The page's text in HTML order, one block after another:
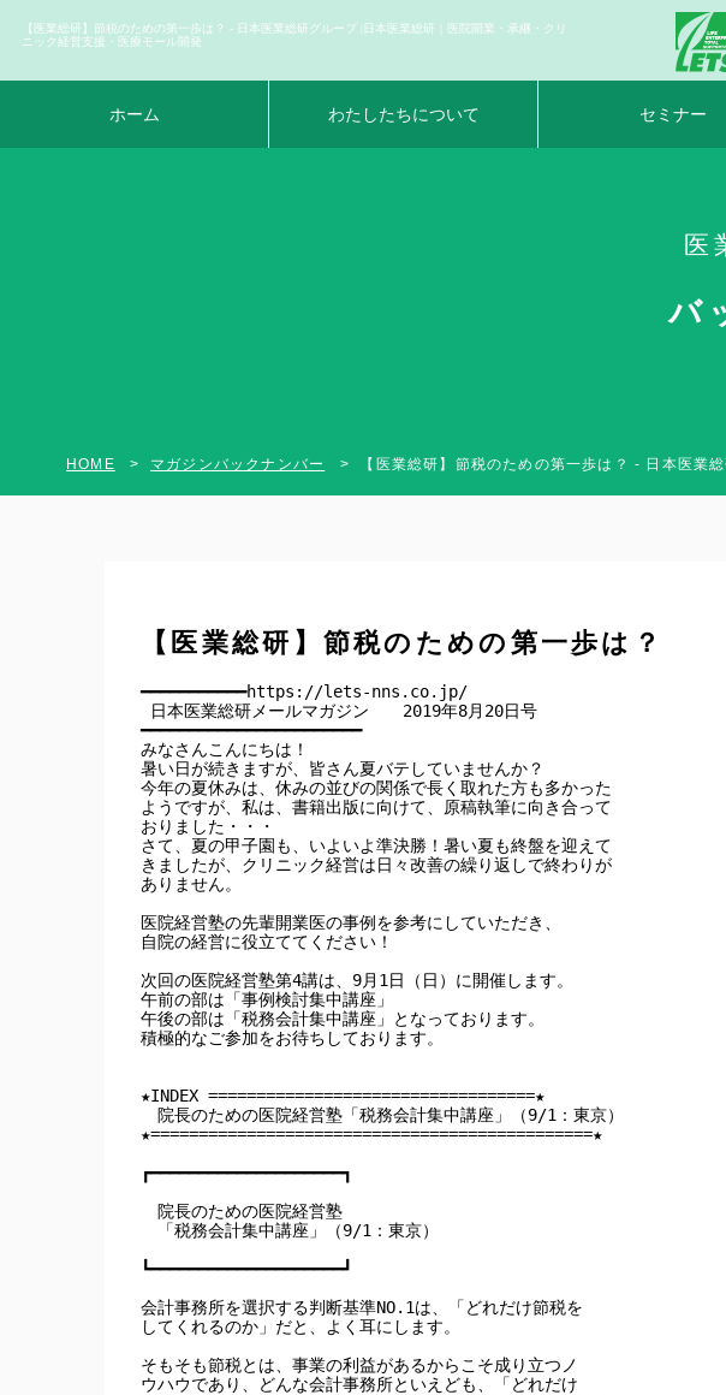
【医業総研】節税のための第一歩は？ - 日本医業総研グループ |日本医業総研｜医院開業・承継・クリ
ニック経営支援・医療モール開発
ホーム わたしたちについて セミナー
医
バ
HOME マガジンバックナンバー 【医業総研】節税のための第一歩は？ - 日本医業
【医業総研】節税のための第一歩は？
━━━━━━━━━━━https://lets-nns.co.jp/
日本医業総研メールマガジン　　2019年8月20日号
━━━━━━━━━━━━━━━━━━━━━━━
みなさんこんにちは！
暑い日が続きますが、皆さん夏バテしていませんか？
今年の夏休みは、休みの並びの関係で長く取れた方も多かった
ようですが、私は、書籍出版に向けて、原稿執筆に向き合って
おりました・・・
さて、夏の甲子園も、いよいよ準決勝！暑い夏も終盤を迎えて
きましたが、クリニック経営は日々改善の繰り返しで終わりが
ありません。
医院経営塾の先輩開業医の事例を参考にしていただき、
自院の経営に役立ててください！
次回の医院経営塾第4講は、9月1日（日）に開催します。
午前の部は「事例検討集中講座」
午後の部は「税務会計集中講座」となっております。
積極的なご参加をお待ちしております。
★INDEX ==================================★
院長のための医院経営塾「税務会計集中講座」（9/1：東京）
★==============================================★
┏━━━━━━━━━━━━━━━━━━━━┓
院長のための医院経営塾
「税務会計集中講座」（9/1：東京）
┗━━━━━━━━━━━━━━━━━━━━┛
会計事務所を選択する判断基準NO.1は、「どれだけ節税を
してくれるのか」だと、よく耳にします。
そもそも節税とは、事業の利益があるからこそ成り立つノ
ウハウであり、どんな会計事務所といえども、「どれだけ